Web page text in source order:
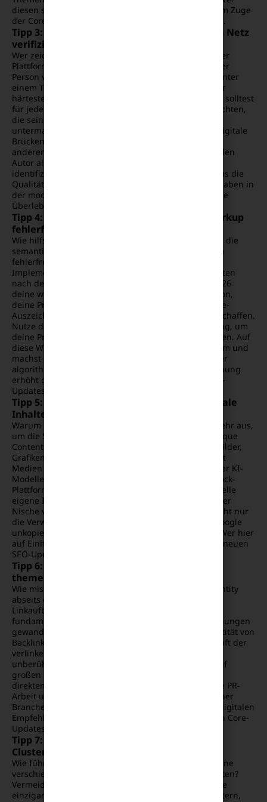
diesen strukturellen Schritt vernachlässigt, verliert im Zuge
der Core-Updates 2026 jegliche organische Relevanz.
Tipp 3: Die personellen Autoren-Entitäten im Netz
verifizieren
Wer zeichnet sich eigentlich für die Inhalte auf deiner
Plattform verantwortlich und warum sollte man dieser
Person vertrauen? Das verifizierte Expertenwissen hinter
einem Text ist für das SEO-Update 2026 zu einem der
härtesten Ranking-Signale überhaupt geworden. Du solltest
für jeden Verfasser eine detailreiche Profilseite einrichten,
die seine fachliche Kompetenz unmissverständlich
untermauert. Verknüpfe diese Autorenprofile über digitale
Brücken mit externen Netzwerken wie LinkedIn oder
anderen autoritativen Plattformen. Je klarer Google den
Autor als eigenständige, vertrauenswürdige Entity
identifizieren kann, desto höher stuft der Algorithmus die
Qualität der verfassten Inhalte ein. Anonyme Texte haben in
der modernen digitalen Suchlandschaft absolut keine
Überlebenschance mehr.
Tipp 4: Strukturierte Daten über Schema Markup
fehlerfrei maximieren
Wie hilfst du den Crawlern der Suchmaschine dabei, die
semantischen Zusammenhänge auf deiner Plattform
fehlerfrei zu interpretieren? Die konsequente
Implementierung von detaillierten strukturierten Daten
nach dem offiziellen Schema-Standard ist im Jahr 2026
deine wichtigste Pflicht. Verknüpfe deine Organisation,
deine Produkte und deine Autoren über präzise Code-
Auszeichnungen, um maschinell lesbare Fakten zu schaffen.
Nutze dabei intensiv das Attribut der Querverweisung, um
deine Profile mit externen Datenbanken zu fusionieren. Auf
diese Weise verankerst du deine Brand fest im System und
machst dich immun gegen Missverständnisse bei der
algorithmischen Einstufung. Jede saubere Auszeichnung
erhöht die Wahrscheinlichkeit, dass du bei den Core-
Updates 2026 als Gewinner hervorgehst.
Tipp 5: Einzigartige visuelle Assets und mediale
Inhalte integrieren
Warum reicht reiner Fließtext heute absolut nicht mehr aus,
um die Spitzenpositionen zu verteidigen? Echter Unique
Content erstreckt sich im Jahr 2026 auch auf deine Bilder,
Grafiken und eingebetteten Videos. Google analysiert
Medien mittlerweile mittels hochentwickelter visueller KI-
Modelle und erkennt sofort, ob ein Bild von einer Stock-
Plattform stammt oder selbst produziert wurde. Erstelle
eigene Infografiken, die komplexe Sachverhalte deiner
Nische visuell auf den Punkt bringen. Das erhöht nicht nur
die Verweildauer deiner Besucher, sondern liefert Google
unkopierbare Signale für deine redaktionelle Tiefe. Wer hier
auf Einheitsbrei setzt, wird die harten Kriterien vom neuen
SEO-Update 2026 nicht erfüllen können.
Tipp 6: Semantische Verknüpfungen und
themenrelevante Erwähnungen aufbauen
Wie misst Google die tatsächliche Relevanz deiner Entity
abseits deiner eigenen Webpräsenz? Der klassische
Linkaufbau hat sich im Zuge vom SEO-Update 2026
fundamental zu einer Validierung von Markenbeziehungen
gewandelt. Es geht nicht mehr um die schiere Quantität von
Backlinks, sondern um die thematische Nachbarschaft der
verlinkenden Domains. Google registriert zudem
unberührte Erwähnungen deines Markennamens auf
großen News-Plattformen, selbst wenn diese keinen
direkten Link zu dir setzen. Sorge durch hochwertige PR-
Arbeit und starke Partnerschaften dafür, dass in deiner
Branche über deine Marke gesprochen wird. Diese digitalen
Empfehlungen stärken dein Vertrauenskonto bei den Core-
Updates 2026 massiv.
Tipp 7: Die interne Linkstruktur in logischen
Clustern organisieren
Wie führst du die Algorithmen strukturiert durch deine
verschiedenen Fachgebiete, ohne Verwirrung zu stiften?
Vermeide isolierte Einzelseiten und organisiere deine
einzigartigen Inhalte in klar definierten Themenclustern,